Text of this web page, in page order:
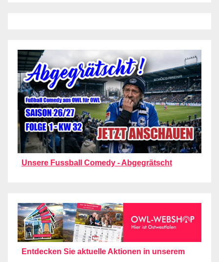
Unsere Fussball Comedy - Abgegrätscht
Entdecken Sie aktuelle Aktionen in unserem